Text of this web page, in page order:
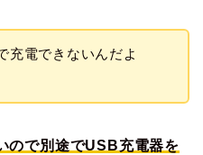
充電できないんだよ
ので別途でUSB充電器を